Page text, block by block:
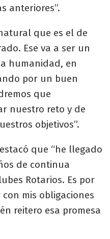
anteriores”.
que es el de
Ese va a ser un
humanidad, en
por un buen
que
nuestro reto y de
objetivos”.
que “he llegado
de continua
Rotarios. Es por
mis obligaciones
reitero esa promesa